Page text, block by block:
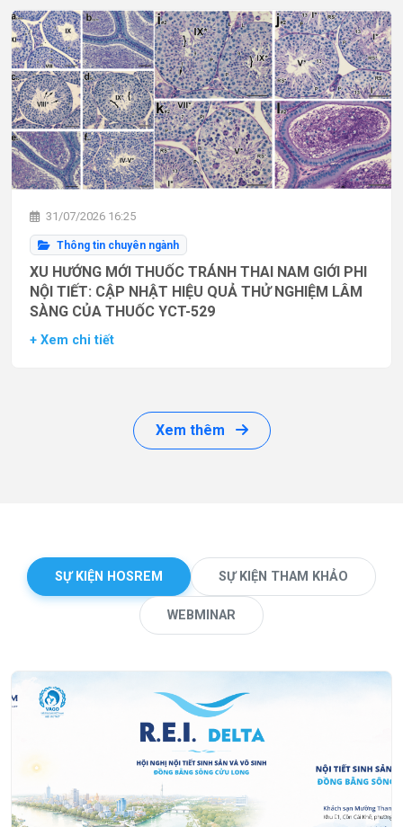
31/07/2026 16:25
Thông tin chuyên ngành
XU HƯỚNG MỚI THUỐC TRÁNH THAI NAM GIỚI PHI
NỘI TIẾT: CẬP NHẬT HIỆU QUẢ THỬ NGHIỆM LÂM
SÀNG CỦA THUỐC YCT-529
+ Xem chi tiết
Xem thêm
SỰ KIỆN HOSREM SỰ KIỆN THAM KHẢO
WEBMINAR